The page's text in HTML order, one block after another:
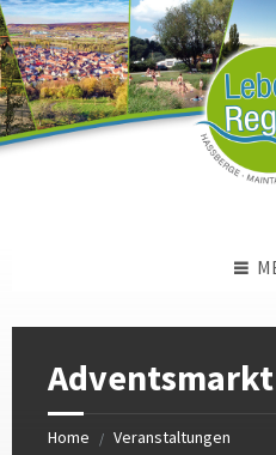
Skip
to
content
Skip
to
left
sidebar
Skip
to
footer
Home / Veranstaltungen